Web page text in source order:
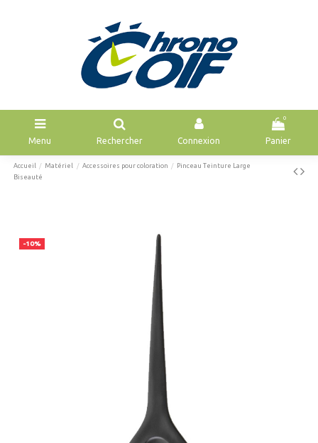
Menu Rechercher Connexion
0
Panier
Accueil Matériel Accessoires pour coloration
Pinceau Teinture Large
Biseauté
-10%